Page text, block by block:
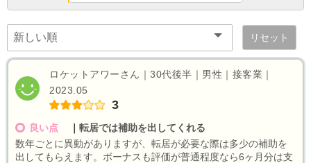
リセット
ロケットアワーさん｜30代後半｜男性｜接客業｜
2023.05
3
良い点
転居では補助を出してくれる
数年ごとに異動がありますが、転居が必要な際は多少の補助を
出してもらえます。ボーナスも評価が普通程度なら6ヶ月分は支